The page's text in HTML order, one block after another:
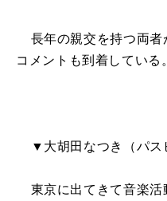
長年の親交を持つ両者
コメントも到着している
▼大胡田なつき（パス
東京に出てきて音楽活